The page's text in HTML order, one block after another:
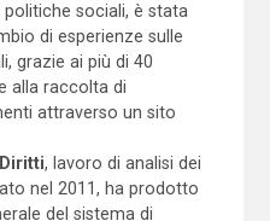
sociali, è stata
di esperienze sulle
grazie ai più di 40
alla raccolta di
attraverso un sito
, lavoro di analisi dei
nel 2011, ha prodotto
del sistema di